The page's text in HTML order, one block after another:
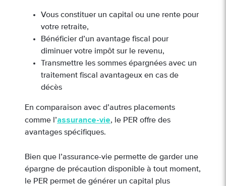
Vous constituer un capital ou une rente pour
votre retraite,
Bénéficier d’un avantage fiscal pour
diminuer votre impôt sur le revenu,
Transmettre les sommes épargnées avec un
traitement fiscal avantageux en cas de
décès
En comparaison avec d’autres placements
comme l’assurance-vie, le PER offre des
avantages spécifiques.
Bien que l’assurance-vie permette de garder une
épargne de précaution disponible à tout moment,
le PER permet de générer un capital plus